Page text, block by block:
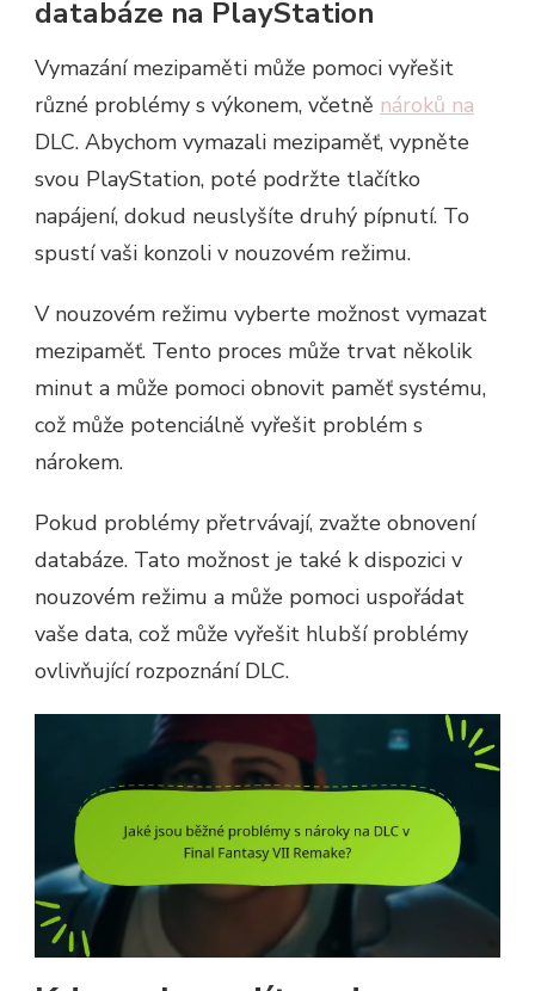
databáze na PlayStation
Vymazání mezipaměti může pomoci vyřešit
různé problémy s výkonem, včetně nároků na
DLC. Abychom vymazali mezipaměť, vypněte
svou PlayStation, poté podržte tlačítko
napájení, dokud neuslyšíte druhý pípnutí. To
spustí vaši konzoli v nouzovém režimu.
V nouzovém režimu vyberte možnost vymazat
mezipaměť. Tento proces může trvat několik
minut a může pomoci obnovit paměť systému,
což může potenciálně vyřešit problém s
nárokem.
Pokud problémy přetrvávají, zvažte obnovení
databáze. Tato možnost je také k dispozici v
nouzovém režimu a může pomoci uspořádat
vaše data, což může vyřešit hlubší problémy
ovlivňující rozpoznání DLC.